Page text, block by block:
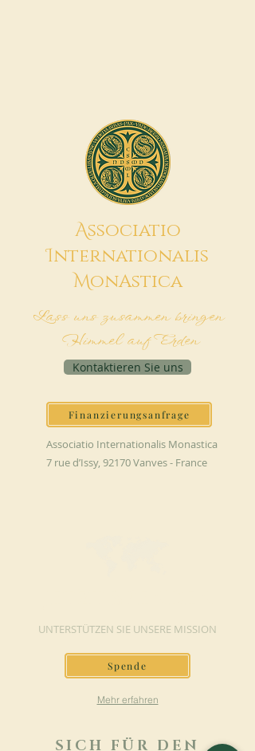
Associatio
Internationalis
MonAstica
Lass uns zusammen bringen
Himmel auf Erden
Kontaktieren Sie uns
Finanzierungsanfrage
Associatio Internationalis Monastica
7 rue d’Issy, 92170 Vanves - France
UNTERSTÜTZEN SIE UNSERE MISSION
Spende
Mehr erfahren
SICH FÜR DEN